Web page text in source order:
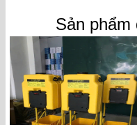
Sản